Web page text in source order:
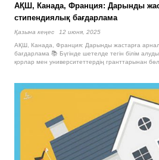
АҚШ, Канада, Франция: Дарынды
стипендиялық бағдарлама
Қазына кеңес
12 июня, 2025
АҚШ, Канада, Франция: Дарынды жастарға
бағдарлама 📚 Бүгінде шетелде тегін білім
қорлар мен университеттердің гранттарынан